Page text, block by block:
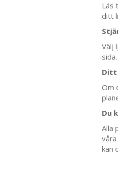
Läs
ditt
Välj
sida.
Ditt
Om
Du
Alla
kan